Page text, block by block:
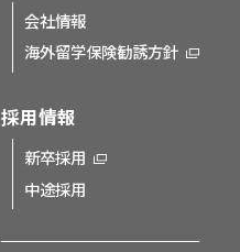
会社情報
海外留学保険勧誘方針
採用情報
新卒採用
中途採用